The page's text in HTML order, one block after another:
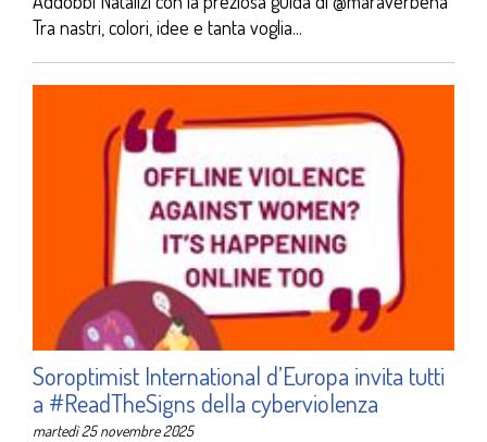
Tra nastri, colori, idee e tanta voglia...
Soroptimist International d’Europa invita tutti
a #ReadTheSigns della cyberviolenza
martedì 25 novembre 2025